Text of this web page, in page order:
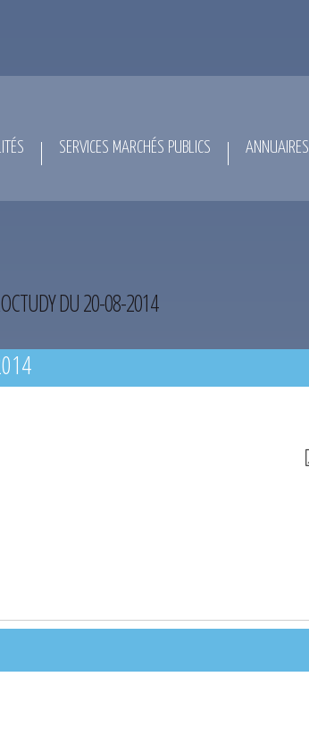
SERVICES MARCHÉS PUBLICS ANNUAIRES
DU 20-08-2014